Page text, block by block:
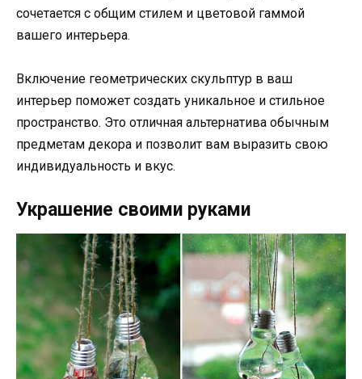
сочетается с общим стилем и цветовой гаммой
вашего интерьера.
Включение геометрических скульптур в ваш
интерьер поможет создать уникальное и стильное
пространство. Это отличная альтернатива обычным
предметам декора и позволит вам выразить свою
индивидуальность и вкус.
Украшение своими руками